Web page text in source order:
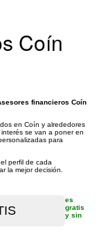
Coín
financieros Coín
en Coín y alrededores
se van a poner en
para
perfil de cada
la mejor decisión.
es
gratis
y sin